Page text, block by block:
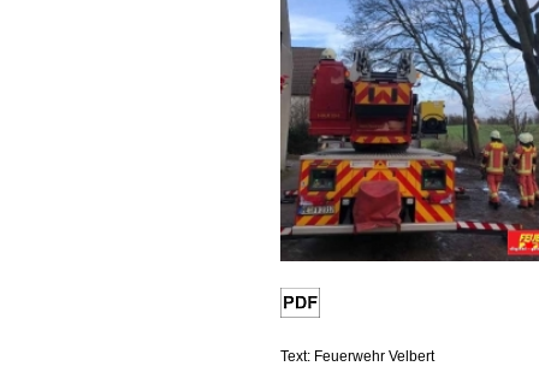
Text: Feuerwehr Velbert